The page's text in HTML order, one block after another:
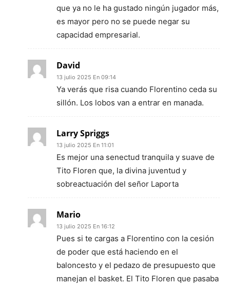
que ya no le ha gustado ningún jugador más,
es mayor pero no se puede negar su
capacidad empresarial.
David
13 julio 2025 En 09:14
Ya verás que risa cuando Florentino ceda su
sillón. Los lobos van a entrar en manada.
Larry Spriggs
13 julio 2025 En 11:01
Es mejor una senectud tranquila y suave de
Tito Floren que, la divina juventud y
sobreactuación del señor Laporta
Mario
13 julio 2025 En 16:12
Pues si te cargas a Florentino con la cesión
de poder que está haciendo en el
baloncesto y el pedazo de presupuesto que
manejan el basket. El Tito Floren que pasaba